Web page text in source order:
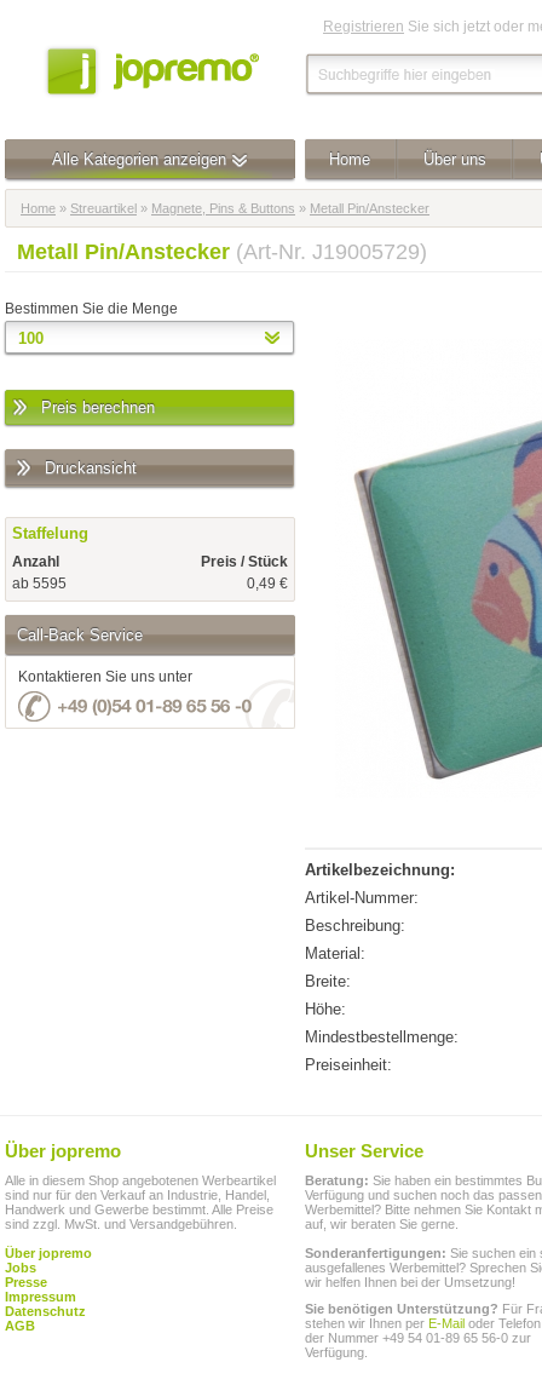
Registrieren Sie sich jetzt oder
Alle Kategorien anzeigen Home Über uns
Home » Streuartikel » Magnete, Pins & Buttons » Metall Pin/Anstecker
Metall Pin/Anstecker (Art-Nr. J19005729)
Bestimmen Sie die Menge
Preis berechnen
Druckansicht
Staffelung
Anzahl
Preis / Stück
ab 5595
0,49 €
Call-Back Service
Kontaktieren Sie uns unter
Artikelbezeichnung:
Artikel-Nummer:
Beschreibung:
Material:
Breite:
Höhe:
Mindestbestellmenge:
Preiseinheit:
Über jopremo
Alle in diesem Shop angebotenen Werbeartikel
sind nur für den Verkauf an Industrie, Handel,
Handwerk und Gewerbe bestimmt. Alle Preise
sind zzgl. MwSt. und Versandgebühren.
Über jopremo
Jobs
Presse
Impressum
Datenschutz
AGB
Unser Service
Beratung: Sie haben ein bestimmtes
Verfügung und suchen noch das
Werbemittel? Bitte nehmen Sie Kontakt
auf, wir beraten Sie gerne.
Sonderanfertigungen: Sie suchen ein
ausgefallenes Werbemittel? Sprechen
wir helfen Ihnen bei der Umsetzung!
Sie benötigen Unterstützung? Für
stehen wir Ihnen per E-Mail oder
der Nummer +49 54 01-89 65 56-0 zur
Verfügung.